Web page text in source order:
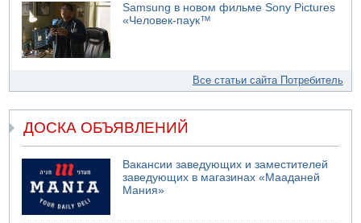
Samsung в новом фильме Sony Pictures
«Человек-паук™
Все статьи сайта Потребитель
ДОСКА ОБЪЯВЛЕНИЙ
Вакансии заведующих и заместителей
заведующих в магазинах «Мааданей
Мания»